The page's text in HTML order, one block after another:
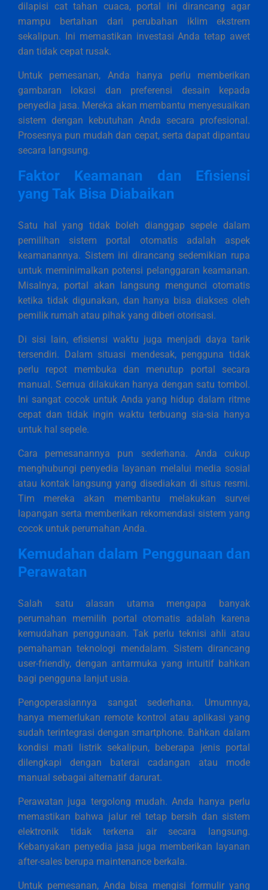
dilapisi cat tahan cuaca, portal ini dirancang agar
mampu bertahan dari perubahan iklim ekstrem
sekalipun. Ini memastikan investasi Anda tetap awet
dan tidak cepat rusak.
Untuk pemesanan, Anda hanya perlu memberikan
gambaran lokasi dan preferensi desain kepada
penyedia jasa. Mereka akan membantu menyesuaikan
sistem dengan kebutuhan Anda secara profesional.
Prosesnya pun mudah dan cepat, serta dapat dipantau
secara langsung.
Faktor Keamanan dan Efisiensi
yang Tak Bisa Diabaikan
Satu hal yang tidak boleh dianggap sepele dalam
pemilihan sistem portal otomatis adalah aspek
keamanannya. Sistem ini dirancang sedemikian rupa
untuk meminimalkan potensi pelanggaran keamanan.
Misalnya, portal akan langsung mengunci otomatis
ketika tidak digunakan, dan hanya bisa diakses oleh
pemilik rumah atau pihak yang diberi otorisasi.
Di sisi lain, efisiensi waktu juga menjadi daya tarik
tersendiri. Dalam situasi mendesak, pengguna tidak
perlu repot membuka dan menutup portal secara
manual. Semua dilakukan hanya dengan satu tombol.
Ini sangat cocok untuk Anda yang hidup dalam ritme
cepat dan tidak ingin waktu terbuang sia-sia hanya
untuk hal sepele.
Cara pemesanannya pun sederhana. Anda cukup
menghubungi penyedia layanan melalui media sosial
atau kontak langsung yang disediakan di situs resmi.
Tim mereka akan membantu melakukan survei
lapangan serta memberikan rekomendasi sistem yang
cocok untuk perumahan Anda.
Kemudahan dalam Penggunaan dan
Perawatan
Salah satu alasan utama mengapa banyak
perumahan memilih portal otomatis adalah karena
kemudahan penggunaan. Tak perlu teknisi ahli atau
pemahaman teknologi mendalam. Sistem dirancang
user-friendly, dengan antarmuka yang intuitif bahkan
bagi pengguna lanjut usia.
Pengoperasiannya sangat sederhana. Umumnya,
hanya memerlukan remote kontrol atau aplikasi yang
sudah terintegrasi dengan smartphone. Bahkan dalam
kondisi mati listrik sekalipun, beberapa jenis portal
dilengkapi dengan baterai cadangan atau mode
manual sebagai alternatif darurat.
Perawatan juga tergolong mudah. Anda hanya perlu
memastikan bahwa jalur rel tetap bersih dan sistem
elektronik tidak terkena air secara langsung.
Kebanyakan penyedia jasa juga memberikan layanan
after-sales berupa maintenance berkala.
Untuk pemesanan, Anda bisa mengisi formulir yang